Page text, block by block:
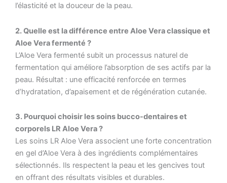
l’élasticité et la douceur de la peau.
2. Quelle est la différence entre Aloe Vera classique et
Aloe Vera fermenté ?
L’Aloe Vera fermenté subit un processus naturel de
fermentation qui améliore l’absorption de ses actifs par la
peau. Résultat : une efficacité renforcée en termes
d’hydratation, d’apaisement et de régénération cutanée.
3. Pourquoi choisir les soins bucco-dentaires et
corporels LR Aloe Vera ?
Les soins LR Aloe Vera associent une forte concentration
en gel d’Aloe Vera à des ingrédients complémentaires
sélectionnés. Ils respectent la peau et les gencives tout
en offrant des résultats visibles et durables.